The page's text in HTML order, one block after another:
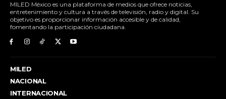
MILED México es una plataforma de medios que ofrece noticias,
entretenimiento y cultura a través de televisión, radio y digital. Su
objetivo es proporcionar información accesible y de calidad,
fomentando la participación ciudadana.
MILED
NACIONAL
INTERNACIONAL